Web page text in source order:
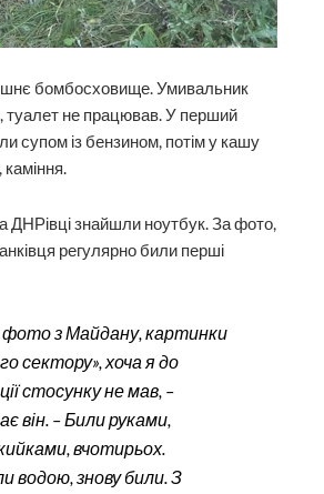
бомбо­сховище. Умивальник
туалет не працював. У перший
супом із бензином, потім у кашу
ДНРівці знайшли ноутбук. За фото,
регулярно били перші
фото з Майдану, картинки
сектору», хоча я до
стосунку не мав, –
він. – Били руками,
вчотирьох.
водою, знову били. З